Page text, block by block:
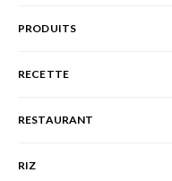
PRODUITS
RECETTE
RESTAURANT
RIZ